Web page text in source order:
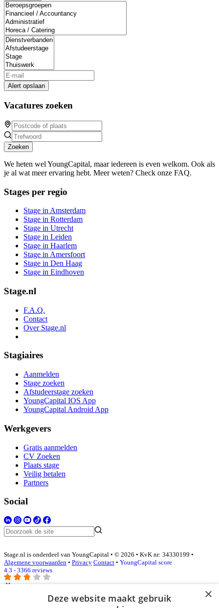
Alert opslaan
Vacatures zoeken
Zoeken
We heten wel YoungCapital, maar iedereen is even welkom. Ook als
je al wat meer ervaring hebt. Meer weten? Check onze FAQ.
Stages per regio
Stage in Amsterdam
Stage in Rotterdam
Stage in Utrecht
Stage in Leiden
Stage in Haarlem
Stage in Amersfoort
Stage in Den Haag
Stage in Eindhoven
Stage.nl
F.A.Q.
Contact
Over Stage.nl
Stagiaires
Aanmelden
Stage zoeken
Afstudeerstage zoeken
YoungCapital IOS App
YoungCapital Android App
Werkgevers
Gratis aanmelden
CV Zoeken
Plaats stage
Veilig betalen
Partners
Social
Stage.nl is onderdeel van YoungCapital • © 2026 • KvK nr: 34330199 •
Algemene voorwaarden • Privacy Contact • YoungCapital score
4.3 - 3366 reviews
Inloggen als bedrijf
×
Deze website maakt gebruik